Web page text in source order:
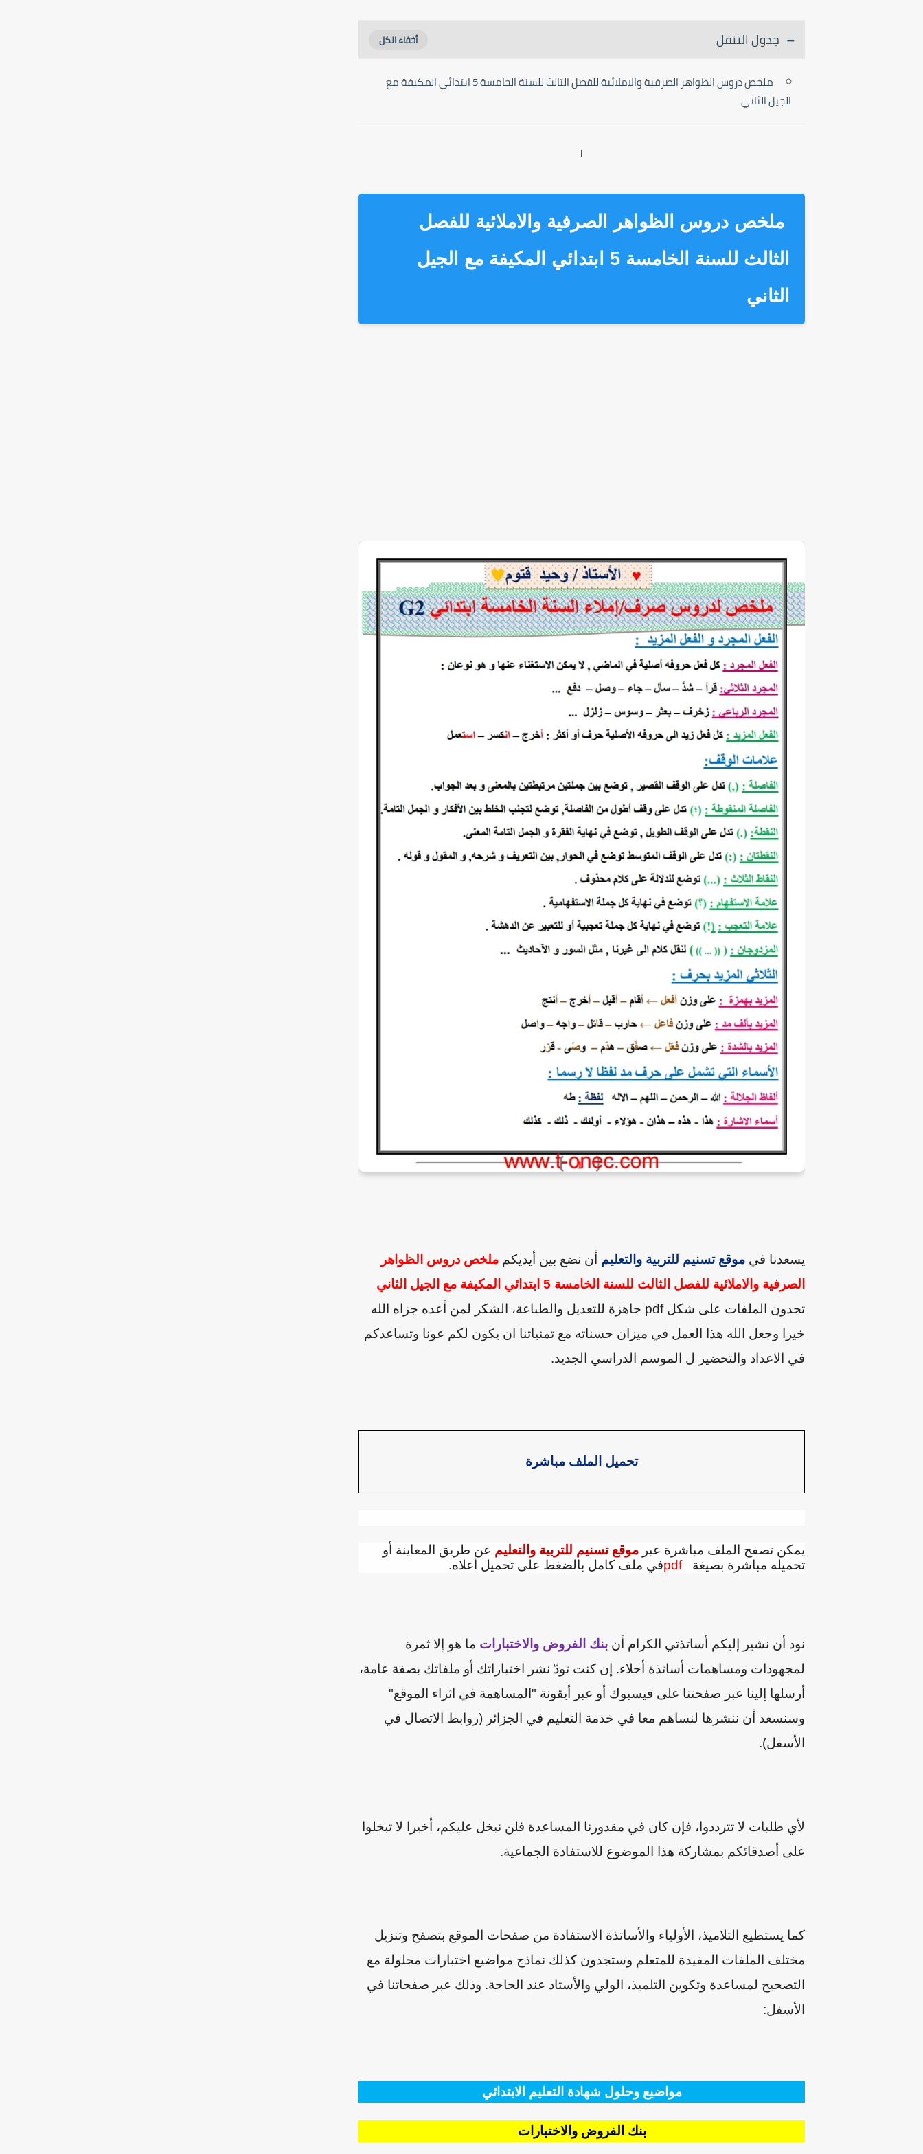
جدول التنقل
ملخص دروس الظواهر الصرفية والاملائية للفصل الثالث للسنة الخامسة 5 ابتدائي المكيفة مع
الجيل الثاني
ملخص دروس الظواهر الصرفية والاملائية للفصل
الثالث للسنة الخامسة 5 ابتدائي المكيفة مع الجيل
الثاني
يسعدنا في موقع تسنيم للتربية والتعليم أن نضع بين أيديكم ملخص دروس الظواهر
الصرفية والاملائية للفصل الثالث للسنة الخامسة 5 ابتدائي المكيفة مع الجيل الثاني
تجدون الملفات على شكلpdf جاهزة للتعديل والطباعة، الشكر لمن أعده جزاه الله
خيرا وجعل الله هذا العمل في ميزان حسناته مع تمنياتنا ان يكون لكم عونا وتساعدكم
في الاعداد والتحضير ل الموسم الدراسي الجديد.
تحميل الملف مباشرة
يمكن تصفح الملف مباشرة عبر موقع تسنيم للتربية والتعليم عن طريق المعاينة أو
تحميله مباشرة بصيغة
pdfفي ملف كامل بالضغط على تحميل أعلاه.
نود أن نشير إليكم أساتذتي الكرام أن بنك الفروض والاختبارات ما هو إلا ثمرة
لمجهودات ومساهمات أساتذة أجلاء. إن كنت تودّ نشر اختباراتك أو ملفاتك بصفة عامة،
أرسلها إلينا عبر صفحتنا على فيسبوك أو عبر أيقونة "المساهمة في اثراء الموقع"
وسنسعد أن ننشرها لنساهم معا في خدمة التعليم في الجزائر (روابط الاتصال في
الأسفل).
لأي طلبات لا تترددوا، فإن كان في مقدورنا المساعدة فلن نبخل عليكم، أخيرا لا تبخلوا
على أصدقائكم بمشاركة هذا الموضوع للاستفادة الجماعية.
كما يستطيع التلاميذ، الأولياء والأساتذة الاستفادة من صفحات الموقع بتصفح وتنزيل
مختلف الملفات المفيدة للمتعلم وستجدون كذلك نماذج مواضيع اختبارات محلولة مع
التصحيح لمساعدة وتكوين التلميذ، الولي والأستاذ عند الحاجة. وذلك عبر صفحاتنا في
الأسفل:
مواضيع وحلول شهادة التعليم الابتدائي
بنك الفروض والاختبارات